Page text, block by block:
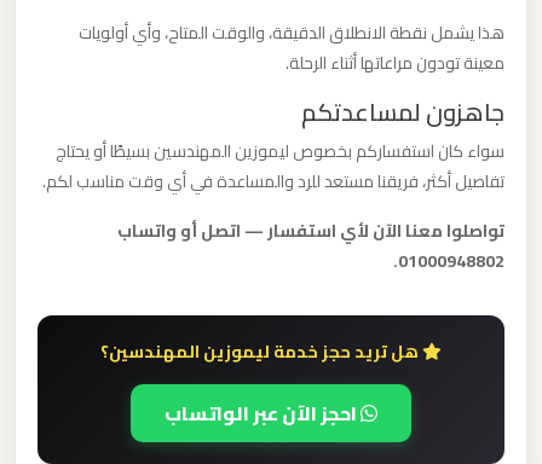
هذا يشمل نقطة الانطلاق الدقيقة، والوقت المتاح، وأي أولويات
معينة تودون مراعاتها أثناء الرحلة.
جاهزون لمساعدتكم
سواء كان استفساركم بخصوص ليموزين المهندسين بسيطًا أو يحتاج
تفاصيل أكثر، فريقنا مستعد للرد والمساعدة في أي وقت مناسب لكم.
تواصلوا معنا الآن لأي استفسار — اتصل أو واتساب
01000948802.
هل تريد حجز خدمة ليموزين المهندسين؟
احجز الآن عبر الواتساب
مطار
العرب
الدولي
ليموزين
مطار
العرب
مطار